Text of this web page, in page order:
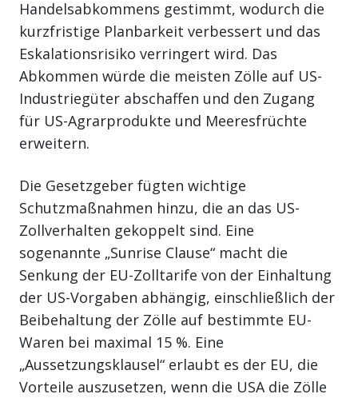
Handelsabkommens gestimmt, wodurch die
kurzfristige Planbarkeit verbessert und das
Eskalationsrisiko verringert wird. Das
Abkommen würde die meisten Zölle auf US-
Industriegüter abschaffen und den Zugang
für US-Agrarprodukte und Meeresfrüchte
erweitern.
Die Gesetzgeber fügten wichtige
Schutzmaßnahmen hinzu, die an das US-
Zollverhalten gekoppelt sind. Eine
sogenannte „Sunrise Clause“ macht die
Senkung der EU-Zolltarife von der Einhaltung
der US-Vorgaben abhängig, einschließlich der
Beibehaltung der Zölle auf bestimmte EU-
Waren bei maximal 15 %. Eine
„Aussetzungsklausel“ erlaubt es der EU, die
Vorteile auszusetzen, wenn die USA die Zölle